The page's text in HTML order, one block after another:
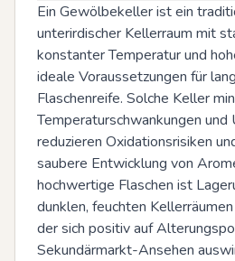
Ein Gewölbekeller ist ein
unterirdischer Kellerraum mit
konstanter Temperatur und
ideale Voraussetzungen für
Flaschenreife. Solche Keller
Temperaturschwankungen
reduzieren Oxidationsrisiken
saubere Entwicklung von
hochwertige Flaschen ist
dunklen, feuchten
der sich positiv auf
Sekundärmarkt-Ansehen